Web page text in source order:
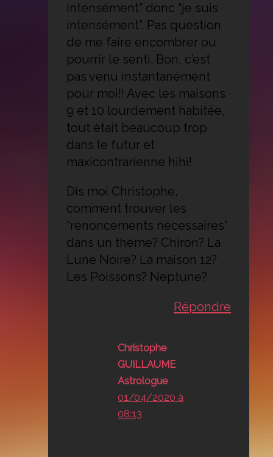
intensément” donc “je suis
intensément”. Pas question
de me faire encombrer ou
pourrir le senti. Bon, c’est
pas venu instantanément
pour moi!! Avec les maisons
9 et 10 lourdement habitée,
tout était beaucoup trop
dans le futur et
maxicontrarienne hihi!
Dis moi Christophe,
comment trouver les
“renoncements nécessaires”
dans un thème? Chiron? La
Lune Noire? La maison 12?
Les Poissons? Neptune?
Répondre
Christophe
GUILLAUME
Astrologue
01/04/2020 à
08:13